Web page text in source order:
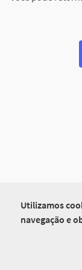
Utilizamos
navegação e